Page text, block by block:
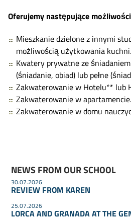
Oferujemy następujące
Mieszkanie dzielone z innymi
możliwością użytkowania kuchni.
Kwatery prywatne ze
(śniadanie, obiad) lub pełne
Zakwaterowanie w Hotelu** lub
Zakwaterowanie w apartamencie.
Zakwaterowanie w domu
NEWS FROM OUR SCHOOL
30.07.2026
REVIEW FROM KAREN
25.07.2026
LORCA AND GRANADA AT THE